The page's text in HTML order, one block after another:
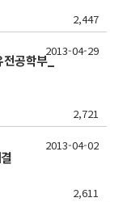
2,447
전공학부_
2,721
2013-04-29
2,611
2013-04-02